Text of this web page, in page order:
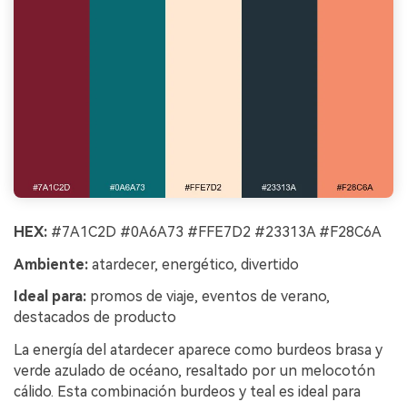
HEX: #7A1C2D #0A6A73 #FFE7D2 #23313A #F28C6A
Ambiente: atardecer, energético, divertido
Ideal para: promos de viaje, eventos de verano,
destacados de producto
La energía del atardecer aparece como burdeos brasa y
verde azulado de océano, resaltado por un melocotón
cálido. Esta combinación burdeos y teal es ideal para